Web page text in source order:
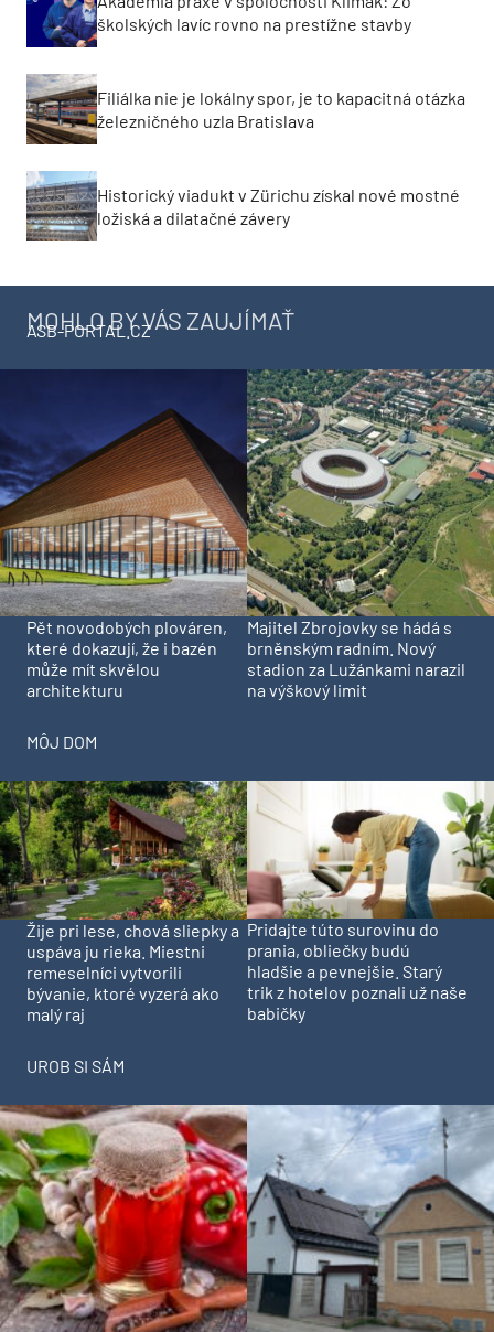
školských lavíc rovno na prestížne stavby
Filiálka nie je lokálny spor, je to kapacitná otázka
železničného uzla Bratislava
Historický viadukt v Zürichu získal nové mostné
ložiská a dilatačné závery
MOHLO BY VÁS ZAUJÍMAŤ
ASB-PORTAL.CZ
Pět novodobých plováren,
které dokazují, že i bazén
může mít skvělou
architekturu
Majitel Zbrojovky se hádá s
brněnským radním. Nový
stadion za Lužánkami narazil
na výškový limit
MÔJ DOM
Žije pri lese, chová sliepky a
uspáva ju rieka. Miestni
remeselníci vytvorili
bývanie, ktoré vyzerá ako
malý raj
Pridajte túto surovinu do
prania, obliečky budú
hladšie a pevnejšie. Starý
trik z hotelov poznali už naše
babičky
UROB SI SÁM